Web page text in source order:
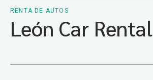
RENTA DE AUTOS
León Car Rental